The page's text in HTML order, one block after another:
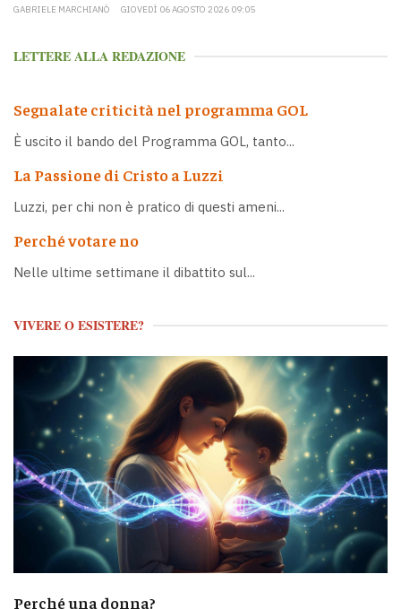
GABRIELE MARCHIANÒ GIOVEDÌ 06 AGOSTO 2026 09:05
LETTERE ALLA REDAZIONE
Segnalate criticità nel programma GOL
È uscito il bando del Programma GOL, tanto...
La Passione di Cristo a Luzzi
Luzzi, per chi non è pratico di questi ameni...
Perché votare no
Nelle ultime settimane il dibattito sul...
VIVERE O ESISTERE?
Perché una donna?